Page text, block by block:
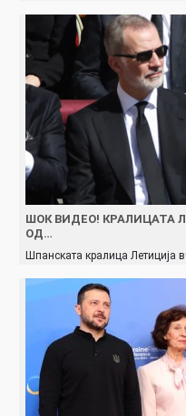
ШОК ВИДЕО! КРАЛИЦАТА
ОД…
Шпанската кралица Летиција